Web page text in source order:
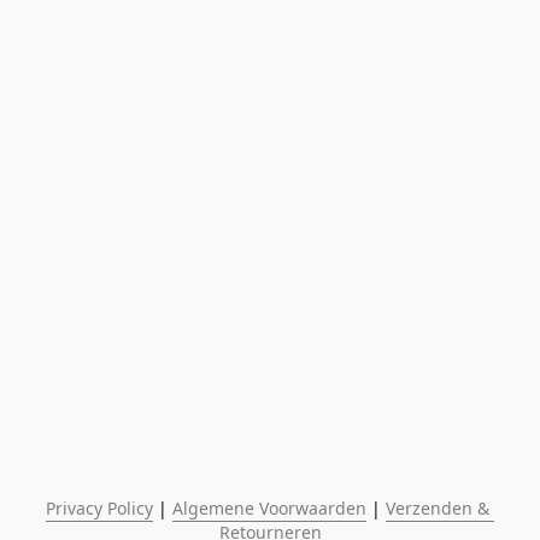
Privacy Policy | Algemene Voorwaarden | Verzenden &
Retourneren